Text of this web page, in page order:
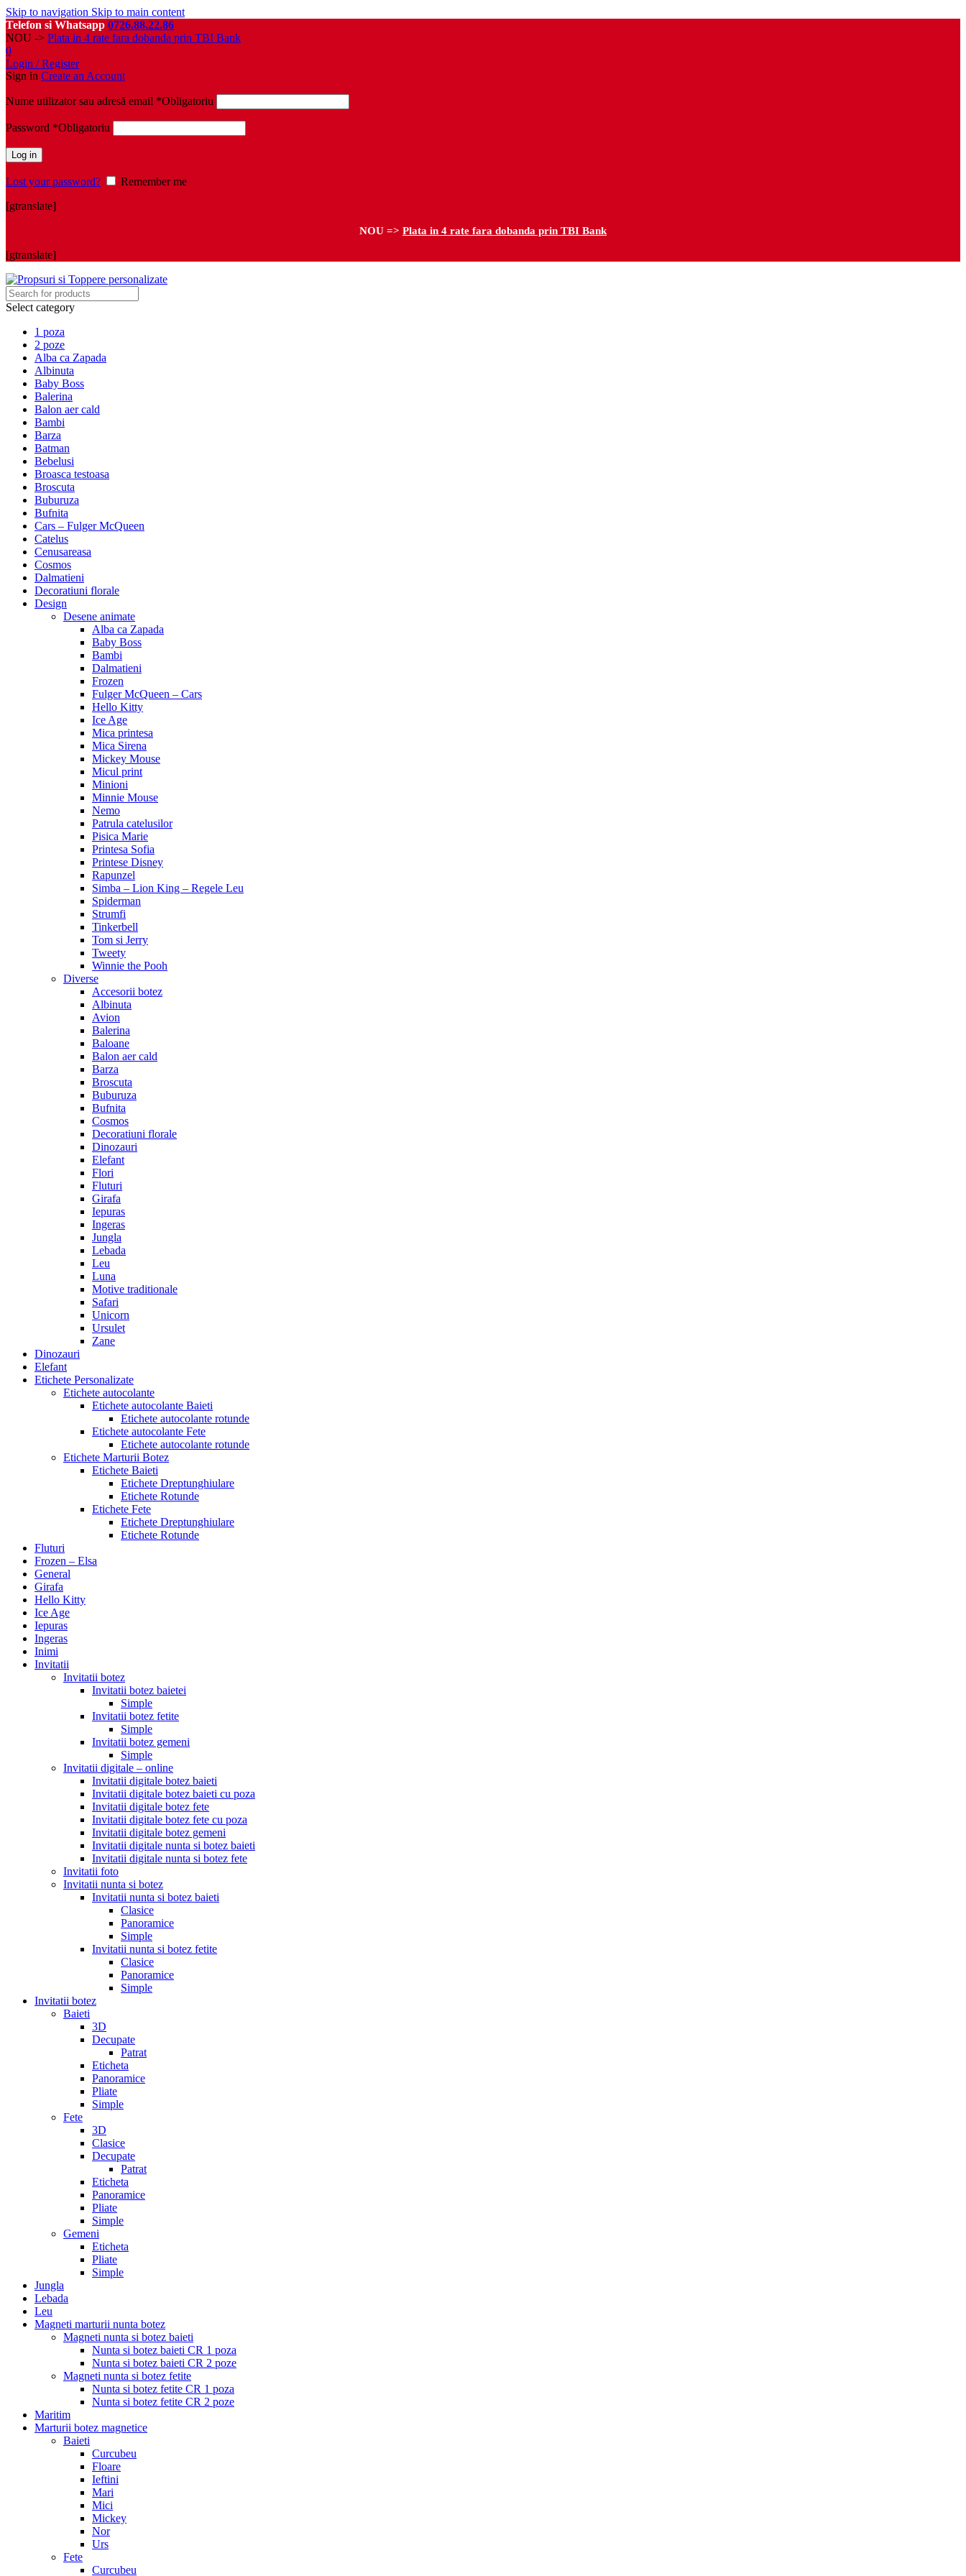
Skip to navigation Skip to main content
Telefon si Whatsapp 0726.88.22.86
NOU -> Plata in 4 rate fara dobanda prin TBI Bank
0
Login / Register
Sign in Create an Account
Nume utilizator sau adresă email *Obligatoriu
Password *Obligatoriu
Log in
Lost your password?
Remember me
[gtranslate]
NOU => Plata in 4 rate fara dobanda prin TBI Bank
[gtranslate]
Select category
1 poza
2 poze
Alba ca Zapada
Albinuta
Baby Boss
Balerina
Balon aer cald
Bambi
Barza
Batman
Bebelusi
Broasca testoasa
Broscuta
Buburuza
Bufnita
Cars – Fulger McQueen
Catelus
Cenusareasa
Cosmos
Dalmatieni
Decoratiuni florale
Design
Desene animate
Alba ca Zapada
Baby Boss
Bambi
Dalmatieni
Frozen
Fulger McQueen – Cars
Hello Kitty
Ice Age
Mica printesa
Mica Sirena
Mickey Mouse
Micul print
Minioni
Minnie Mouse
Nemo
Patrula catelusilor
Pisica Marie
Printesa Sofia
Printese Disney
Rapunzel
Simba – Lion King – Regele Leu
Spiderman
Strumfi
Tinkerbell
Tom si Jerry
Tweety
Winnie the Pooh
Diverse
Accesorii botez
Albinuta
Avion
Balerina
Baloane
Balon aer cald
Barza
Broscuta
Buburuza
Bufnita
Cosmos
Decoratiuni florale
Dinozauri
Elefant
Flori
Fluturi
Girafa
Iepuras
Ingeras
Jungla
Lebada
Leu
Luna
Motive traditionale
Safari
Unicorn
Ursulet
Zane
Dinozauri
Elefant
Etichete Personalizate
Etichete autocolante
Etichete autocolante Baieti
Etichete autocolante rotunde
Etichete autocolante Fete
Etichete autocolante rotunde
Etichete Marturii Botez
Etichete Baieti
Etichete Dreptunghiulare
Etichete Rotunde
Etichete Fete
Etichete Dreptunghiulare
Etichete Rotunde
Fluturi
Frozen – Elsa
General
Girafa
Hello Kitty
Ice Age
Iepuras
Ingeras
Inimi
Invitatii
Invitatii botez
Invitatii botez baietei
Simple
Invitatii botez fetite
Simple
Invitatii botez gemeni
Simple
Invitatii digitale – online
Invitatii digitale botez baieti
Invitatii digitale botez baieti cu poza
Invitatii digitale botez fete
Invitatii digitale botez fete cu poza
Invitatii digitale botez gemeni
Invitatii digitale nunta si botez baieti
Invitatii digitale nunta si botez fete
Invitatii foto
Invitatii nunta si botez
Invitatii nunta si botez baieti
Clasice
Panoramice
Simple
Invitatii nunta si botez fetite
Clasice
Panoramice
Simple
Invitatii botez
Baieti
3D
Decupate
Patrat
Eticheta
Panoramice
Pliate
Simple
Fete
3D
Clasice
Decupate
Patrat
Eticheta
Panoramice
Pliate
Simple
Gemeni
Eticheta
Pliate
Simple
Jungla
Lebada
Leu
Magneti marturii nunta botez
Magneti nunta si botez baieti
Nunta si botez baieti CR 1 poza
Nunta si botez baieti CR 2 poze
Magneti nunta si botez fetite
Nunta si botez fetite CR 1 poza
Nunta si botez fetite CR 2 poze
Maritim
Marturii botez magnetice
Baieti
Curcubeu
Floare
Ieftini
Mari
Mici
Mickey
Nor
Urs
Fete
Curcubeu